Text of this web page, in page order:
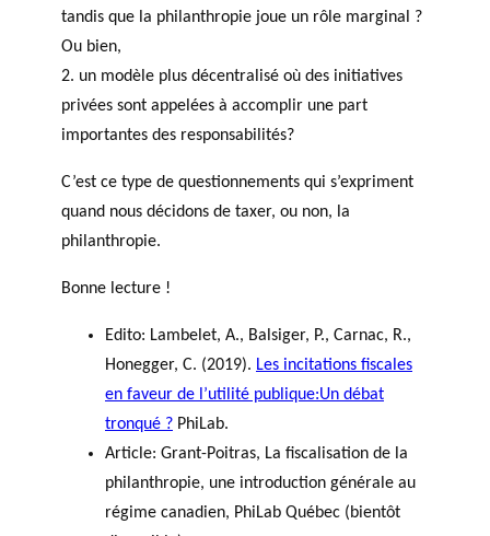
tandis que la philanthropie joue un rôle marginal ?
Ou bien,
2. un modèle plus décentralisé où des initiatives
privées sont appelées à accomplir une part
importantes des responsabilités?
C’est ce type de questionnements qui s’expriment
quand nous décidons de taxer, ou non, la
philanthropie.
Bonne lecture !
Edito: Lambelet, A., Balsiger, P., Carnac, R.,
Honegger, C. (2019). Les incitations fiscales
en faveur de l’utilité publique:Un débat
tronqué ? PhiLab.
Article: Grant-Poitras, La fiscalisation de la
philanthropie, une introduction générale au
régime canadien, PhiLab Québec (bientôt